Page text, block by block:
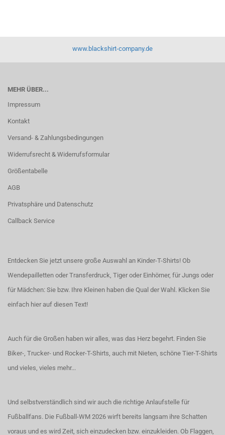
www.blackshirt-company.de
MEHR ÜBER...
Impressum
Kontakt
Versand- & Zahlungsbedingungen
Widerrufsrecht & Widerrufsformular
Größentabelle
AGB
Privatsphäre und Datenschutz
Callback Service
Entdecken Sie jetzt unsere große Auswahl an Kinder-T-Shirts! Ob
Wendepailletten oder Transferdruck, Tiger oder Einhörner, für Jungs oder
für Mädchen: Sie bzw. Ihre Kleinen haben die Qual der Wahl. Klicken Sie
einfach hier auf diesen Text!
Auch für die Großen haben wir alles, was das Herz begehrt. Finden Sie
Biker-, Trucker- und Rocker-T-Shirts, auch mit Nieten, schöne Tier-T-Shirts
und vieles, vieles mehr...
Und selbstverständlich sind wir auch die richtige Anlaufstelle für
Fußballfans. Die Fußball-WM 2026 wirft bereits langsam ihre Schatten
voraus und es wird Zeit, sich einzudecken bzw. einzukleiden. Ob Flaggen,